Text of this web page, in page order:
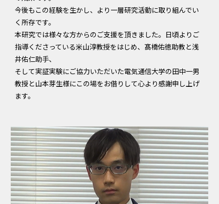
今後もこの経験を生かし、より一層研究活動に取り組んでい
く所存です。
本研究では様々な方からのご支援を頂きました。日頃よりご
指導くださっている米山淳教授をはじめ、髙橋佑徳助教と浅
井佑仁助手、
そして実証実験にご協力いただいた電気通信大学の田中一男
教授と山本芽生様にこの場をお借りして心より感謝申し上げ
ます。